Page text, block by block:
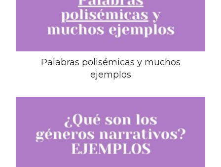
Palabras polisémicas y muchos
ejemplos